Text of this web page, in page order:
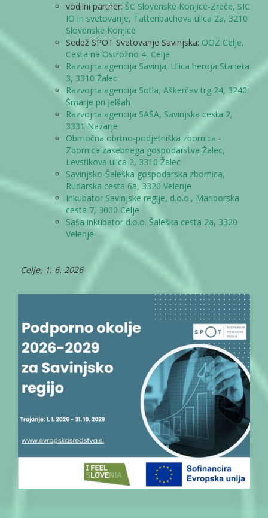
vodilni partner: ŠC Slovenske Konjice-Zreče, SIC
IO in svetovanje, Tattenbachova ulica 2a, 3210
Slovenske Konjice
Sedež SPOT Svetovanje Savinjska: OOZ Celje,
Cesta na Ostrožno 4, Celje
Razvojna agencija Savinja, Ulica heroja Staneta
3, 3310 Žalec
Razvojna agencija Sotla, Aškerčev trg 24, 3240
Šmarje pri Jelšah
Razvojna agencija SAŠA, Savinjska cesta 2,
3331 Nazarje
Območna obrtno-podjetniška zbornica -
Zbornica zasebnega gospodarstva Žalec,
Levstikova ulica 2, 3310 Žalec
Savinjsko-Šaleška gospodarska zbornica,
Rudarska cesta 6a, 3320 Velenje
Inkubator Savinjske regije, d.o.o., Mariborska
cesta 7, 3000 Celje
Saša inkubator d.o.o. Šaleška cesta 2a, 3320
Velenje
Celje, 1. 6. 2026